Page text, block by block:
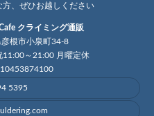
、ぜひお越しください
クライミング通販
根市小泉町34-8
～21:00 月曜定休
5395